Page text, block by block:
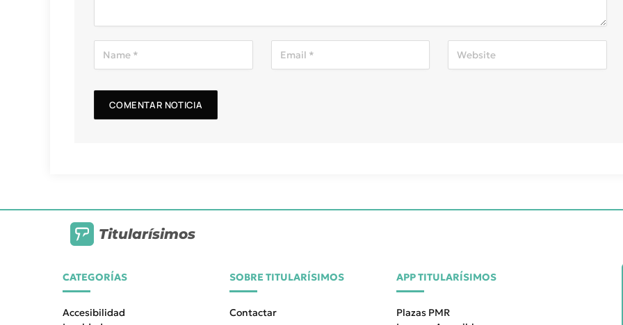
Titularísimos
CATEGORÍAS
Accesibilidad
SOBRE TITULARÍSIMOS
Contactar
APP TITULARÍSIMOS
Plazas PMR